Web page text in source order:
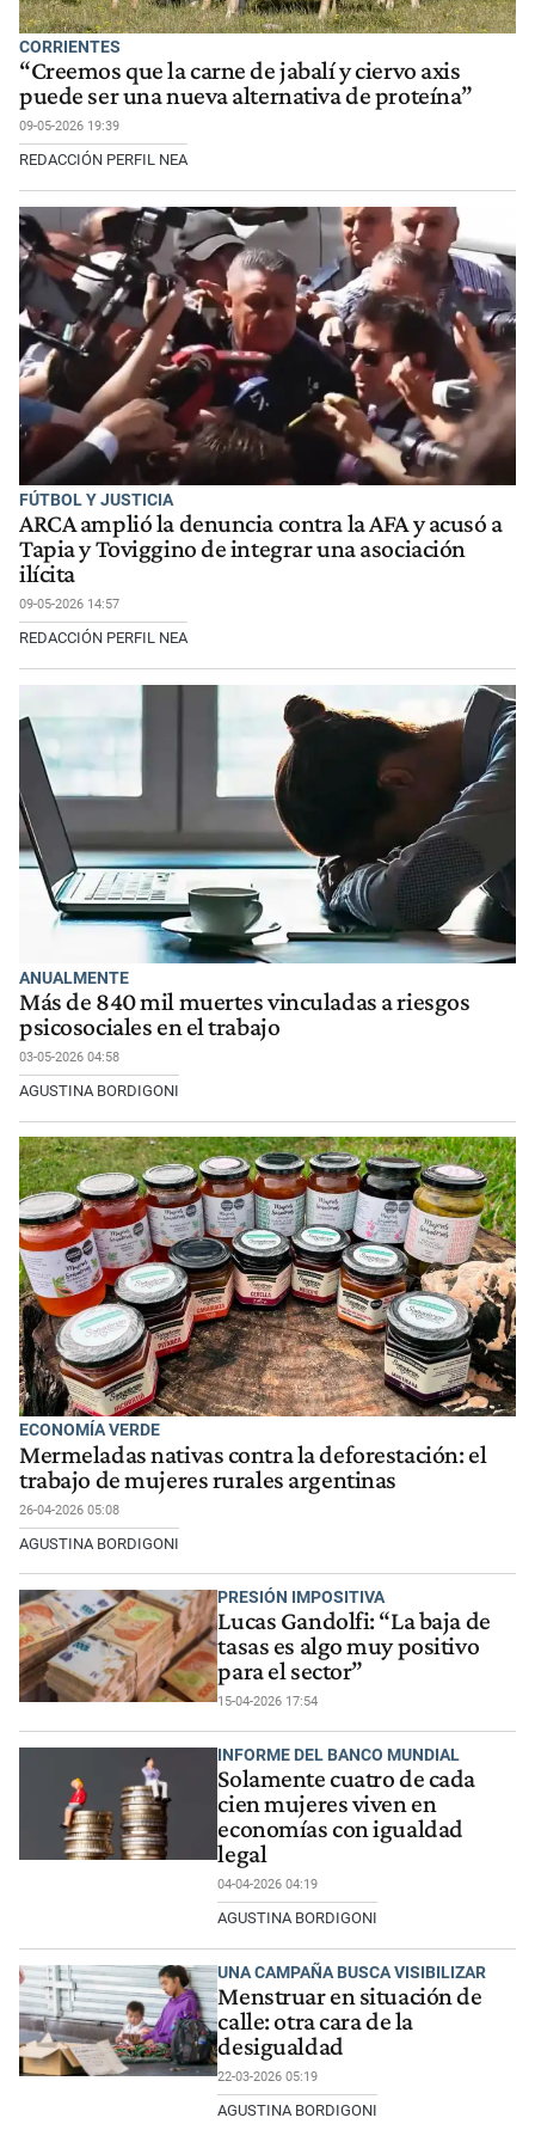
CORRIENTES
“Creemos que la carne de jabalí y ciervo axis
puede ser una nueva alternativa de proteína”
09-05-2026 19:39
REDACCIÓN PERFIL NEA
FÚTBOL Y JUSTICIA
ARCA amplió la denuncia contra la AFA y acusó a
Tapia y Toviggino de integrar una asociación
ilícita
09-05-2026 14:57
REDACCIÓN PERFIL NEA
ANUALMENTE
Más de 840 mil muertes vinculadas a riesgos
psicosociales en el trabajo
03-05-2026 04:58
AGUSTINA BORDIGONI
ECONOMÍA VERDE
Mermeladas nativas contra la deforestación: el
trabajo de mujeres rurales argentinas
26-04-2026 05:08
AGUSTINA BORDIGONI
PRESIÓN IMPOSITIVA
Lucas Gandolfi: “La baja de
tasas es algo muy positivo
para el sector”
15-04-2026 17:54
INFORME DEL BANCO MUNDIAL
Solamente cuatro de cada
cien mujeres viven en
economías con igualdad
legal
04-04-2026 04:19
AGUSTINA BORDIGONI
UNA CAMPAÑA BUSCA VISIBILIZAR
Menstruar en situación de
calle: otra cara de la
desigualdad
22-03-2026 05:19
AGUSTINA BORDIGONI